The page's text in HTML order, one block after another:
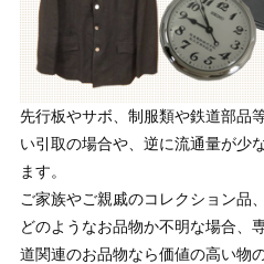
先行板やサボ、制服類や鉄道部品
い引取の場合や、逆に流通量が少
ます。
ご家族やご親戚のコレクション品
どのようなお品物か不明な場合、
道関連のお品物なら価値の高い物